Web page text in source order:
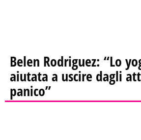
Belen Rodriguez: “Lo
aiutata a uscire dagli
panico”